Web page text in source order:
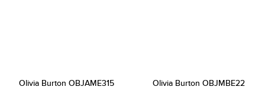
Olivia Burton OBJAME315 Olivia Burton OBJMBE22